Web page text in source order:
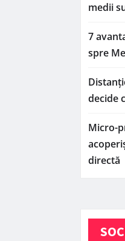
medii
7
spre
decide
Micro-
directă